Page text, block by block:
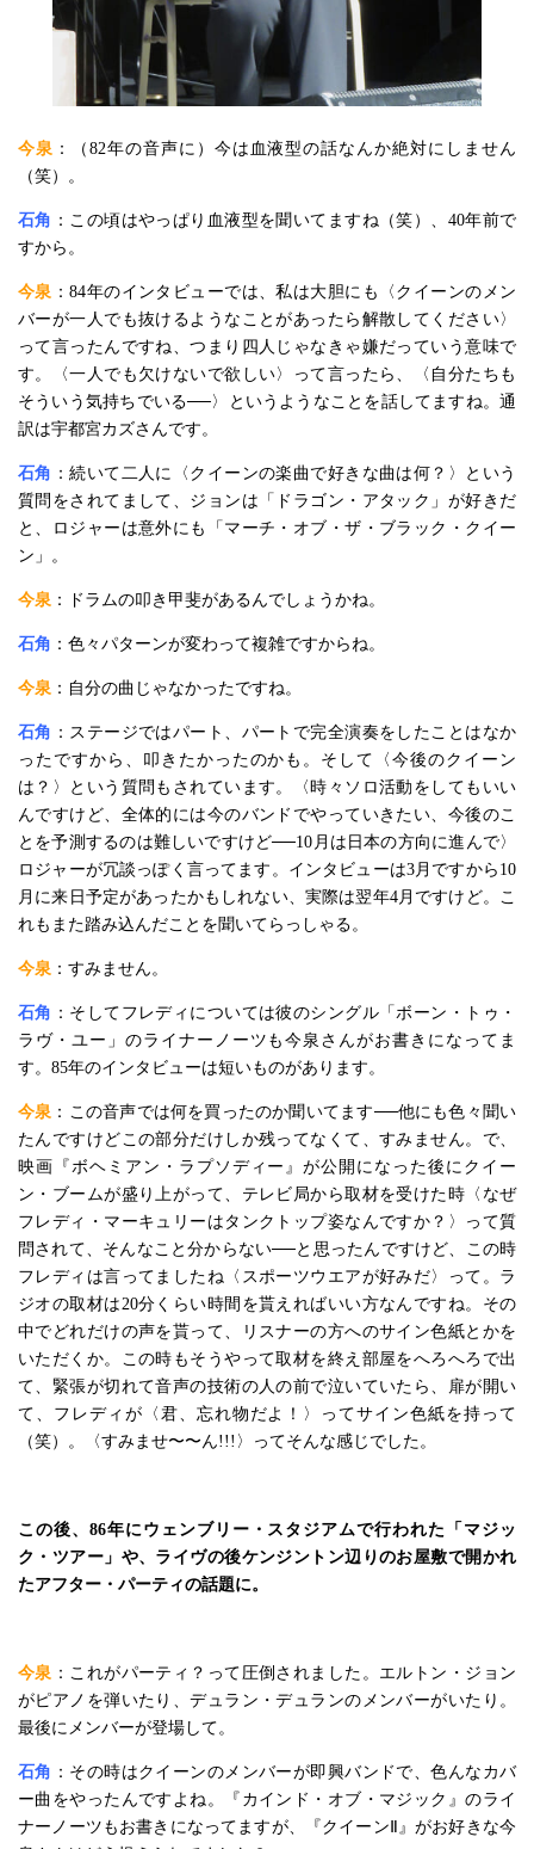
今泉 ：（82年の音声に）今は血液型の話なんか絶対にしません
（笑）。
石角 ：この頃はやっぱり血液型を聞いてますね（笑）、40年前で
すから。
今泉 ：84年のインタビューでは、私は大胆にも〈クイーンのメン
バーが一人でも抜けるようなことがあったら解散してください〉
って言ったんですね、つまり四人じゃなきゃ嫌だっていう意味で
す。〈一人でも欠けないで欲しい〉って言ったら、〈自分たちも
そういう気持ちでいる──〉というようなことを話してますね。通
訳は宇都宮カズさんです。
石角 ：続いて二人に〈クイーンの楽曲で好きな曲は何？〉という
質問をされてまして、ジョンは「ドラゴン・アタック」が好きだ
と、ロジャーは意外にも「マーチ・オブ・ザ・ブラック・クイー
ン」。
今泉 ：ドラムの叩き甲斐があるんでしょうかね。
石角 ：色々パターンが変わって複雑ですからね。
今泉 ：自分の曲じゃなかったですね。
石角 ：ステージではパート、パートで完全演奏をしたことはなか
ったですから、叩きたかったのかも。そして〈今後のクイーン
は？〉という質問もされています。〈時々ソロ活動をしてもいい
んですけど、全体的には今のバンドでやっていきたい、今後のこ
とを予測するのは難しいですけど──10月は日本の方向に進んで〉
ロジャーが冗談っぽく言ってます。インタビューは3月ですから10
月に来日予定があったかもしれない、実際は翌年4月ですけど。こ
れもまた踏み込んだことを聞いてらっしゃる。
今泉 ：すみません。
石角 ：そしてフレディについては彼のシングル「ボーン・トゥ・
ラヴ・ユー」のライナーノーツも今泉さんがお書きになってま
す。85年のインタビューは短いものがあります。
今泉 ：この音声では何を買ったのか聞いてます──他にも色々聞い
たんですけどこの部分だけしか残ってなくて、すみません。で、
映画『ボヘミアン・ラプソディー』が公開になった後にクイー
ン・ブームが盛り上がって、テレビ局から取材を受けた時〈なぜ
フレディ・マーキュリーはタンクトップ姿なんですか？〉って質
問されて、そんなこと分からない──と思ったんですけど、この時
フレディは言ってましたね〈スポーツウエアが好みだ〉って。ラ
ジオの取材は20分くらい時間を貰えればいい方なんですね。その
中でどれだけの声を貰って、リスナーの方へのサイン色紙とかを
いただくか。この時もそうやって取材を終え部屋をへろへろで出
て、緊張が切れて音声の技術の人の前で泣いていたら、扉が開い
て、フレディが〈君、忘れ物だよ！〉ってサイン色紙を持って
（笑）。〈すみませ〜〜ん!!!〉ってそんな感じでした。
この後、86年にウェンブリー・スタジアムで行われた「マジッ
ク・ツアー」や、ライヴの後ケンジントン辺りのお屋敷で開かれ
たアフター・パーティの話題に。
今泉 ：これがパーティ？って圧倒されました。エルトン・ジョン
がピアノを弾いたり、デュラン・デュランのメンバーがいたり。
最後にメンバーが登場して。
石角 ：その時はクイーンのメンバーが即興バンドで、色んなカバ
ー曲をやったんですよね。『カインド・オブ・マジック』のライ
ナーノーツもお書きになってますが、『クイーンⅡ』がお好きな今